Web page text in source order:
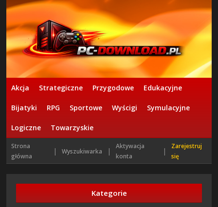
Akcja Strategiczne Przygodowe Edukacyjne
Bijatyki RPG Sportowe Wyścigi Symulacyjne
Logiczne Towarzyskie
Strona
główna
| Wyszukiwarka |
Aktywacja
konta
|
Zarejestruj
się
Kategorie